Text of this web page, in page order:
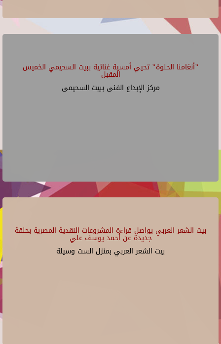
"أنغامنا الحلوة" تحيي أمسية غنائية ببيت السحيمي الخميس
المقبل
مركز الإبداع الفنى ببيت السحيمى
بيت الشعر العربي يواصل قراءة المشروعات النقدية المصرية بحلقة
جديدة عن أحمد يوسف علي
بيت الشعر العربي بمنزل الست وسيلة